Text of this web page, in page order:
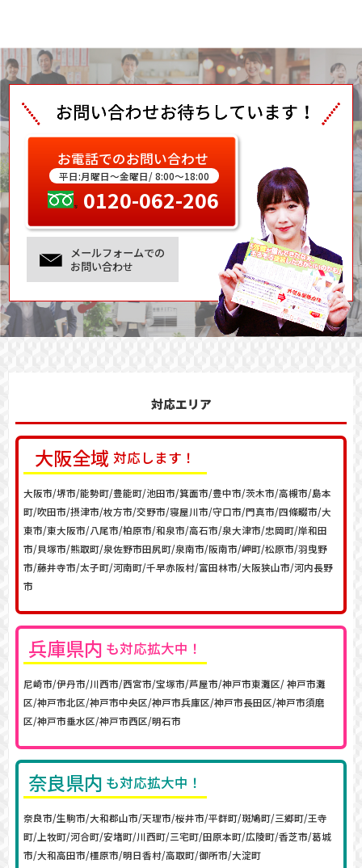
お電話でのお問い合わせ
平日:月曜日～金曜日/ 8:00～18:00
0120-062-206
メールフォームでの
お問い合わせ
対応エリア
大阪全域 対応します！
大阪市/堺市/能勢町/豊能町/池田市/箕面市/豊中市/茨木市/高槻市/島本
町/吹田市/摂津市/枚方市/交野市/寝屋川市/守口市/門真市/四條畷市/大
東市/東大阪市/八尾市/柏原市/和泉市/高石市/泉大津市/忠岡町/岸和田
市/貝塚市/熊取町/泉佐野市田尻町/泉南市/阪南市/岬町/松原市/羽曳野
市/藤井寺市/太子町/河南町/千早赤阪村/富田林市/大阪狭山市/河内長野
市
兵庫県内 も対応拡大中！
尼崎市/伊丹市/川西市/西宮市/宝塚市/芦屋市/神戸市東灘区/ 神戸市灘
区/神戸市北区/神戸市中央区/神戸市兵庫区/神戸市長田区/神戸市須磨
区/神戸市垂水区/神戸市西区/明石市
奈良県内 も対応拡大中！
奈良市/生駒市/大和郡山市/天理市/桜井市/平群町/斑鳩町/三郷町/王寺
町/上牧町/河合町/安堵町/川西町/三宅町/田原本町/広陵町/香芝市/葛城
市/大和高田市/橿原市/明日香村/高取町/御所市/大淀町